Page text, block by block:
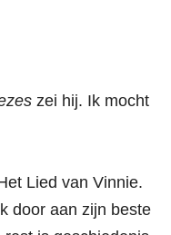
zei hij. Ik mocht
Lied van Vinnie.
door aan zijn beste